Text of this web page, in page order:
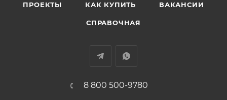
ПРОЕКТЫ КАК КУПИТЬ ВАКАНСИИ
СПРАВОЧНАЯ
8 800 500-9780